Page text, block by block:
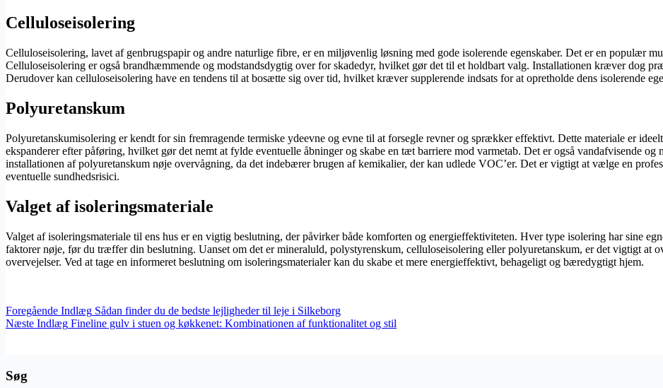
Celluloseisolering
Celluloseisolering, lavet af genbrugspapir og andre naturlige fibre, er en miljøvenlig løsning med gode isolerende egenskaber. Det er en populær
Celluloseisolering er også brandhæmmende og modstandsdygtig over for skadedyr, hvilket gør det til et holdbart valg. Installationen kræver dog
Derudover kan celluloseisolering have en tendens til at bosætte sig over tid, hvilket kræver supplerende indsats for at opretholde dens isolerende
Polyuretanskum
Polyuretanskumisolering er kendt for sin fremragende termiske ydeevne og evne til at forsegle revner og sprækker effektivt. Dette materiale er
ekspanderer efter påføring, hvilket gør det nemt at fylde eventuelle åbninger og skabe en tæt barriere mod varmetab. Det er også vandafvisende
installationen af polyuretanskum nøje overvågning, da det indebærer brugen af kemikalier, der kan udlede VOC’er. Det er vigtigt at vælge en
eventuelle sundhedsrisici.
Valget af isoleringsmateriale
Valget af isoleringsmateriale til ens hus er en vigtig beslutning, der påvirker både komforten og energieffektiviteten. Hver type isolering har sine
faktorer nøje, før du træffer din beslutning. Uanset om det er mineraluld, polystyrenskum, celluloseisolering eller polyuretanskum, er det vigtigt at
overvejelser. Ved at tage en informeret beslutning om isoleringsmaterialer kan du skabe et mere energieffektivt, behageligt og bæredygtigt hjem.
Foregående Indlæg Sådan finder du de bedste lejligheder til leje i Silkeborg
Næste Indlæg Fineline gulv i stuen og køkkenet: Kombinationen af funktionalitet og stil
Søg